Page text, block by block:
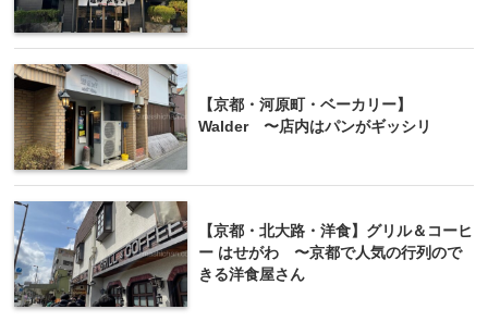
【京都・河原町・ベーカリー】
Walder 〜店内はパンがギッシリ
【京都・北大路・洋食】グリル＆コーヒ
ー はせがわ 〜京都で人気の行列ので
きる洋食屋さん